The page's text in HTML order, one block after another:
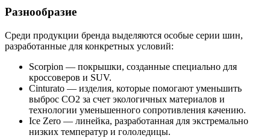
Разнообразие
Среди продукции бренда выделяются особые серии шин,
разработанные для конкретных условий:
Scorpion — покрышки, созданные специально для
кроссоверов и SUV.
Cinturato — изделия, которые помогают уменьшить
выброс CO2 за счет экологичных материалов и
технологии уменьшенного сопротивления качению.
Ice Zero — линейка, разработанная для экстремально
низких температур и гололедицы.